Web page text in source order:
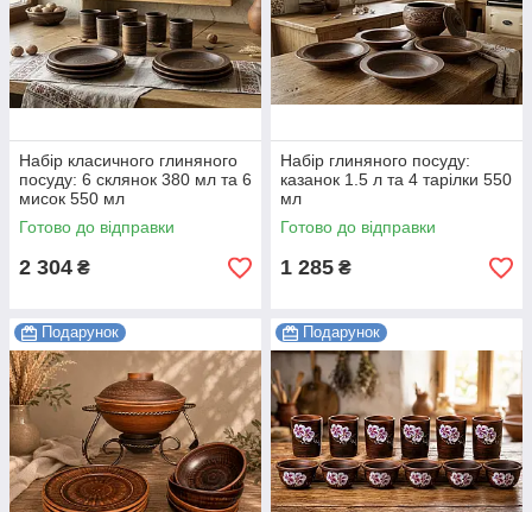
Набір класичного глиняного
посуду: 6 склянок 380 мл та 6
мисок 550 мл
Готово до відправки
2 304 ₴
Набір глиняного посуду:
казанок 1.5 л та 4 тарілки 550
мл
Готово до відправки
1 285 ₴
Подарунок Подарунок